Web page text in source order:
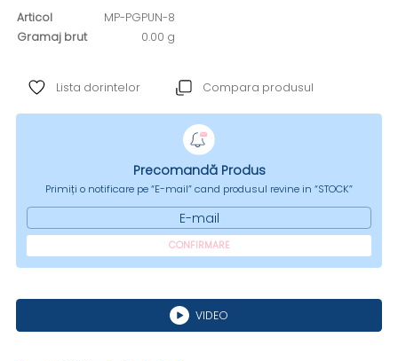
Articol
MP-PGPUN-8
Gramaj brut
0.00 g
Lista dorintelor Compara produsul
Precomandă Produs
Primiți o notificare pe “E-mail” cand produsul revine in “STOCK”
E-mail
CONFIRMARE
VIDEO